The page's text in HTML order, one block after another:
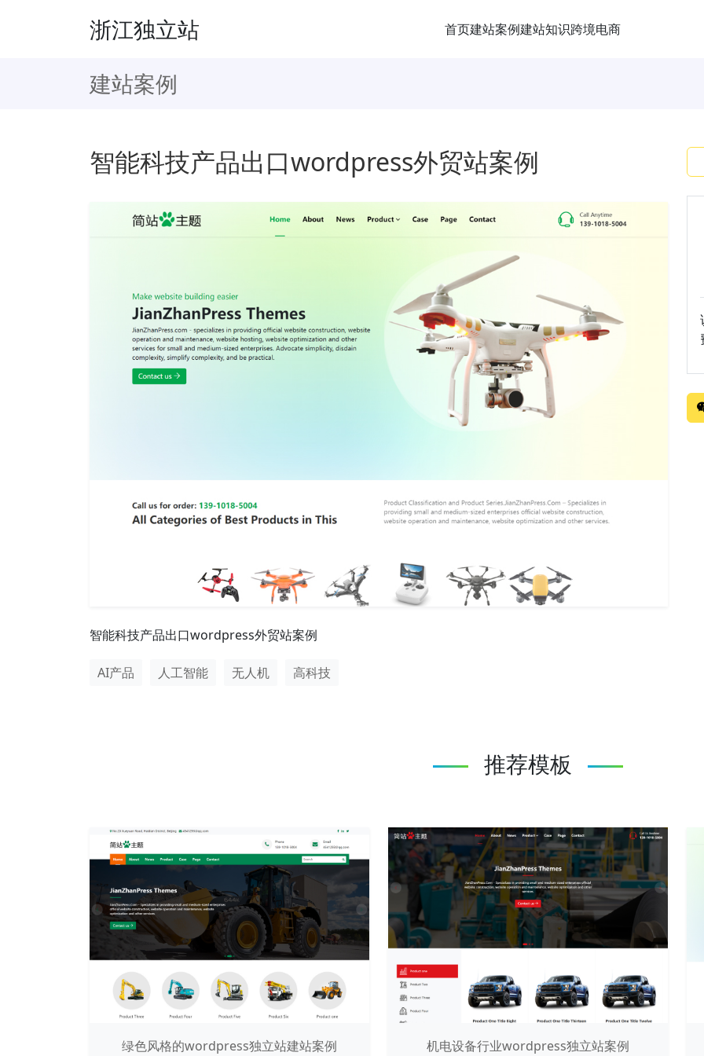
浙江独立站 首页建站案例建站知识跨境电商
建站案例
智能科技产品出口wordpress外贸站案例
智能科技产品出口wordpress外贸站案例
AI产品 人工智能 无人机 高科技
推荐模板
绿色风格的wordpress独立站建站案例 机电设备行业wordpress独立站案例